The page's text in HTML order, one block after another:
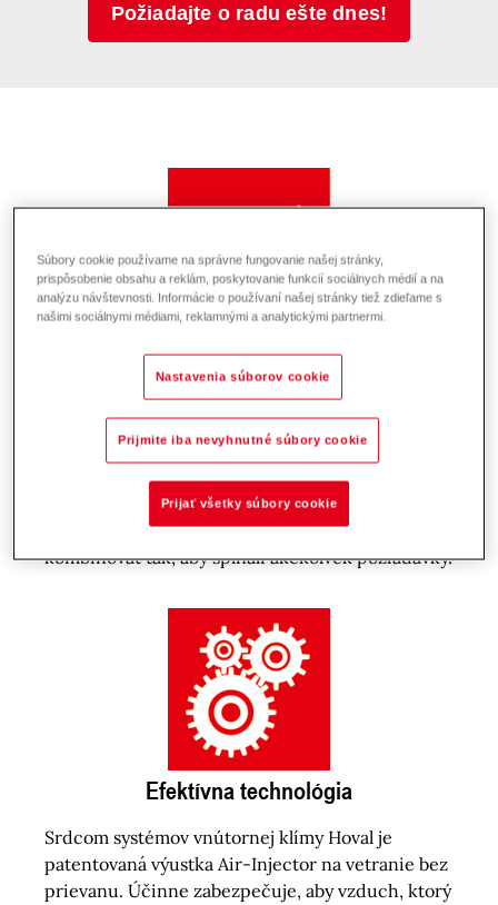
Požiadajte o radu ešte dnes!
Vlastné riešenie
Decentralizované riešenie vnútornej klímy je
vhodné pre jednopodlažné veľké priestory
všetkých typov - od dielní až po vysokopodlažné
sklady. Systém privádza čerstvý vzduch, odsáva
použitý vzduch a zabezpečuje vykurovanie a
chladenie. Moduly sa dajú individuálne
kombinovať tak, aby spĺňali akékoľvek požiadavky.
Efektívna technológia
Srdcom systémov vnútornej klímy Hoval je
patentovaná výustka Air-Injector na vetranie bez
prievanu. Účinne zabezpečuje, aby vzduch, ktorý
Súbory cookie používame na správne fungovanie našej stránky,
prispôsobenie obsahu a reklám, poskytovanie funkcií sociálnych médií a na
analýzu návštevnosti. Informácie o používaní našej stránky tiež zdieľame s
našimi sociálnymi médiami, reklamnými a analytickými partnermi.
Nastavenia súborov cookie
Prijmite iba nevyhnutné súbory cookie
Prijať všetky súbory cookie